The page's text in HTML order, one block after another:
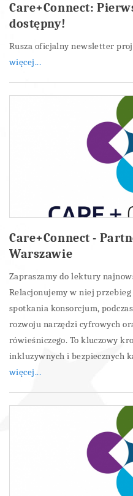
Care+Connect:
dostępny!
Rusza oficjalny newsletter
więcej...
Care+Connect -
Warszawie
Zapraszamy do lektury
Relacjonujemy w niej
spotkania konsorcjum,
rozwoju narzędzi cyfrowych
rówieśniczego. To kluczowy
inkluzywnych i bezpiecznych
więcej...